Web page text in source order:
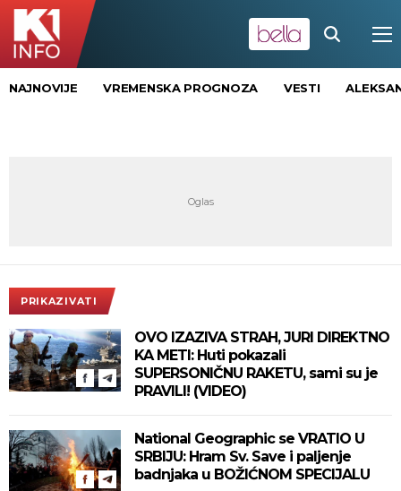
NAJNOVIJE VREMENSKA PROGNOZA VESTI
PRIKAZIVATI
OVO IZAZIVA STRAH, JURI DIREKTNO
KA METI: Huti pokazali
SUPERSONIČNU RAKETU, sami su je
PRAVILI! (VIDEO)
National Geographic se VRATIO U
SRBIJU: Hram Sv. Save i paljenje
badnjaka u BOŽIĆNOM SPECIJALU